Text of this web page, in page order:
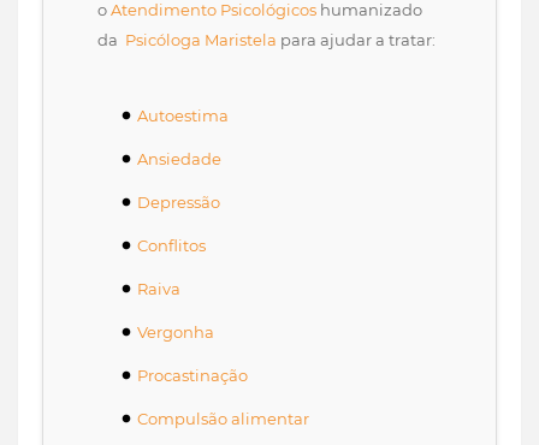
oAtendimento Psicológicos humanizado
da Psicóloga Maristela para ajudar a tratar:
Autoestima
Ansiedade
Depressão
Conflitos
Raiva
Vergonha
Procastinação
Compulsão alimentar